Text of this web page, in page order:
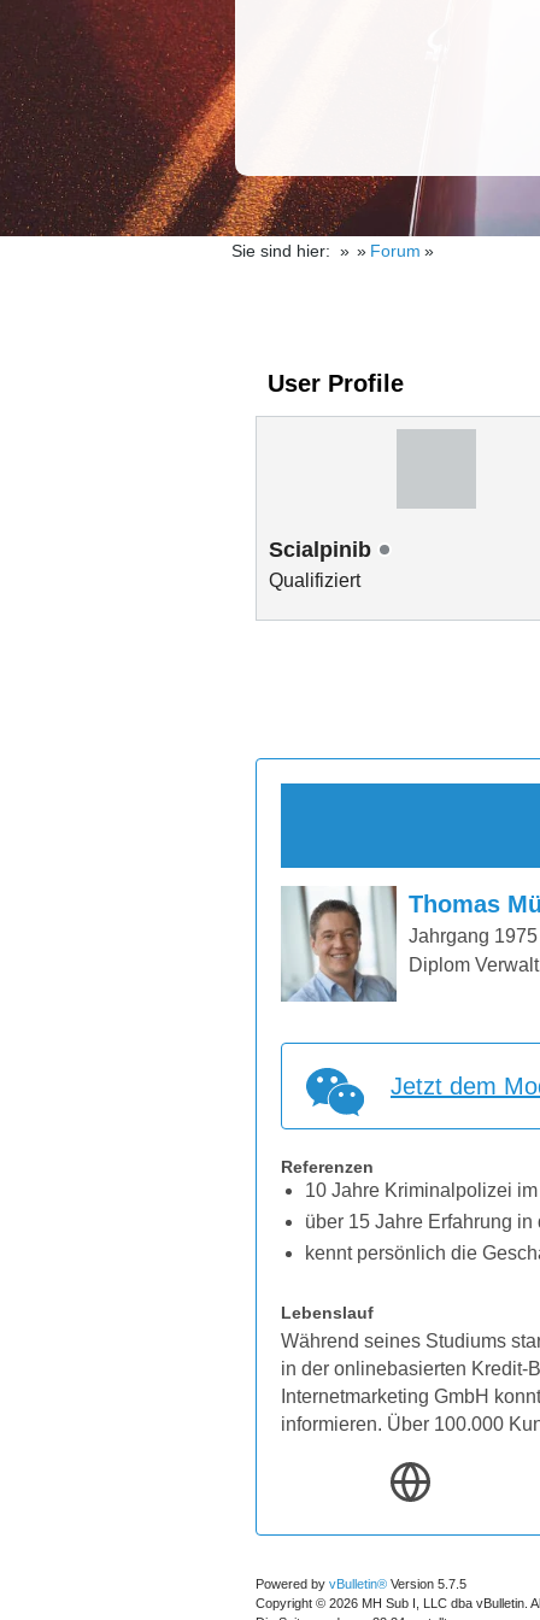
Sie sind hier: Forum
User Profile
Scialpinib
Qualifiziert
Thomas
Jahrgang 1975
Diplom
Jetzt dem
Referenzen
10 Jahre Kriminalpolizei
über 15 Jahre Erfahrung
kennt persönlich die
Lebenslauf
Während seines Studiums
in der onlinebasierten Kredit-
Internetmarketing GmbH
informieren. Über 100.000
Powered by vBulletin® Version 5.7.5
Copyright © 2026 MH Sub I, LLC dba vBulletin.